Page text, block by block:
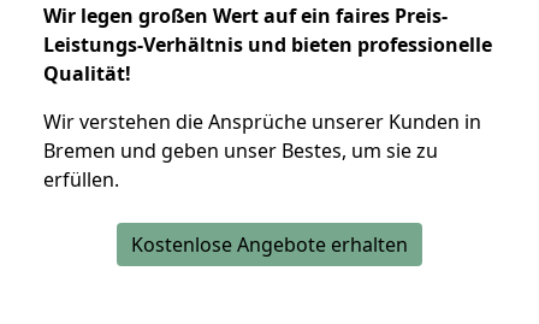
Wir legen großen Wert auf ein faires Preis-
Leistungs-Verhältnis und bieten professionelle
Qualität!
Wir verstehen die Ansprüche unserer Kunden in
Bremen und geben unser Bestes, um sie zu
erfüllen.
Kostenlose Angebote erhalten